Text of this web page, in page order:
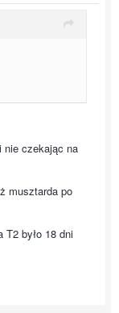
nie czekając na
musztarda po
T2 było 18 dni